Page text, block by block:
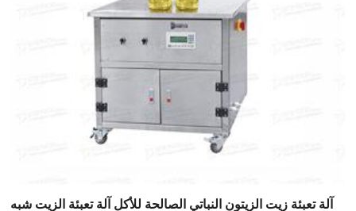
آلة تعبئة زيت الزيتون النباتي الصالحة للأكل آلة تعبئة الزيت شبه